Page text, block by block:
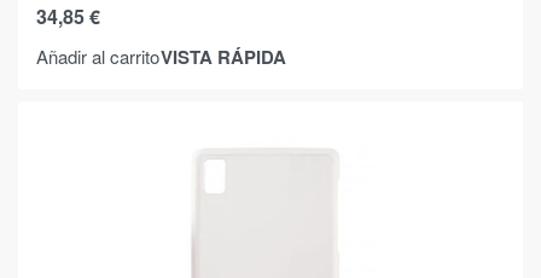
34,85€
Añadir al carritoVISTA RÁPIDA